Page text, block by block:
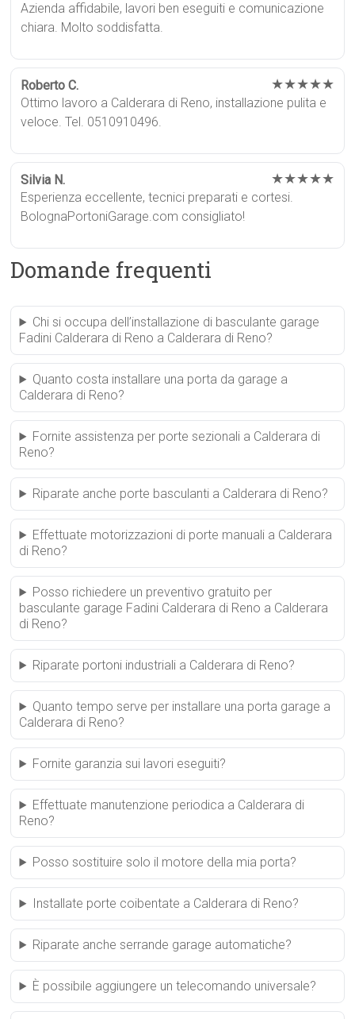
Azienda affidabile, lavori ben eseguiti e comunicazione
chiara. Molto soddisfatta.
Roberto C. ★★★★★
Ottimo lavoro a Calderara di Reno, installazione pulita e
veloce. Tel. 0510910496.
Silvia N. ★★★★★
Esperienza eccellente, tecnici preparati e cortesi.
BolognaPortoniGarage.com consigliato!
Domande frequenti
Chi si occupa dell’installazione di basculante garage
Fadini Calderara di Reno a Calderara di Reno?
Quanto costa installare una porta da garage a
Calderara di Reno?
Fornite assistenza per porte sezionali a Calderara di
Reno?
Riparate anche porte basculanti a Calderara di Reno?
Effettuate motorizzazioni di porte manuali a Calderara
di Reno?
Posso richiedere un preventivo gratuito per
basculante garage Fadini Calderara di Reno a Calderara
di Reno?
Riparate portoni industriali a Calderara di Reno?
Quanto tempo serve per installare una porta garage a
Calderara di Reno?
Fornite garanzia sui lavori eseguiti?
Effettuate manutenzione periodica a Calderara di
Reno?
Posso sostituire solo il motore della mia porta?
Installate porte coibentate a Calderara di Reno?
Riparate anche serrande garage automatiche?
È possibile aggiungere un telecomando universale?